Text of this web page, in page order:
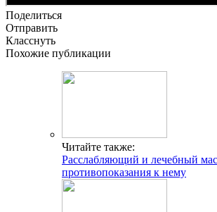
Поделиться
Отправить
Класснуть
Похожие публикации
Читайте также:
Расслабляющий и лечебный
противопоказания к нему